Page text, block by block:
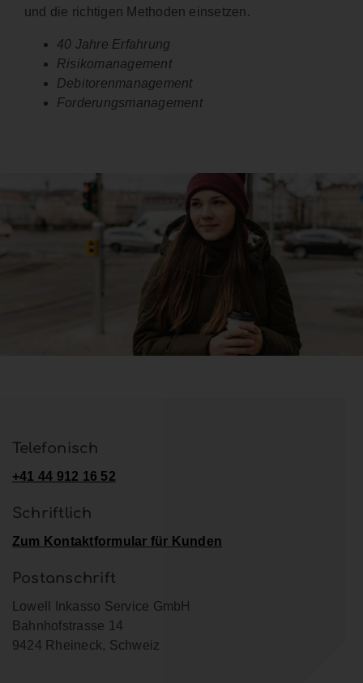
und die richtigen Methoden einsetzen.
40 Jahre Erfahrung
Risikomanagement
Debitorenmanagement
Forderungsmanagement
Telefonisch
+41 44 912 16 52
Schriftlich
Zum Kontaktformular für Kunden
Postanschrift
Lowell Inkasso Service GmbH
Bahnhofstrasse 14
9424 Rheineck, Schweiz